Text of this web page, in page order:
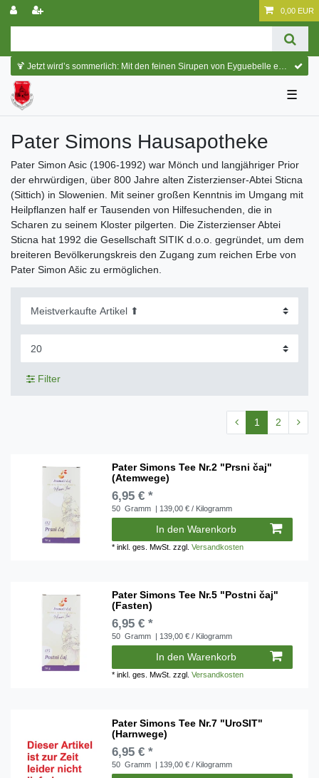
0,00 EUR
🍹 Jetzt wird’s sommerlich: Mit den feinen Sirupen von Eyguebelle entstehen erfrischende Cocktails und köstliche Sommerdrinks.
☰
Pater Simons Hausapotheke
Pater Simon Asic (1906-1992) war Mönch und langjähriger Prior
der ehrwürdigen, über 800 Jahre alten Zisterzienser-Abtei Sticna
(Sittich) in Slowenien. Mit seiner großen Kenntnis im Umgang mit
Heilpflanzen half er Tausenden von Hilfesuchenden, die in
Scharen zu seinem Kloster pilgerten. Die Zisterzienser Abtei
Sticna hat 1992 die Gesellschaft SITIK d.o.o. gegründet, um dem
breiteren Bevölkerungskreis den Zugang zum reichen Erbe von
Pater Simon Ašic zu ermöglichen.
Filter
1 2
Pater Simons Tee Nr.2 "Prsni čaj"
(Atemwege)
6,95 € *
50 Gramm | 139,00 € / Kilogramm
In den Warenkorb
*inkl. ges. MwSt. zzgl.Versandkosten
Pater Simons Tee Nr.5 "Postni čaj"
(Fasten)
6,95 € *
50 Gramm | 139,00 € / Kilogramm
In den Warenkorb
*inkl. ges. MwSt. zzgl.Versandkosten
Pater Simons Tee Nr.7 "UroSIT"
(Harnwege)
6,95 € *
50 Gramm | 139,00 € / Kilogramm